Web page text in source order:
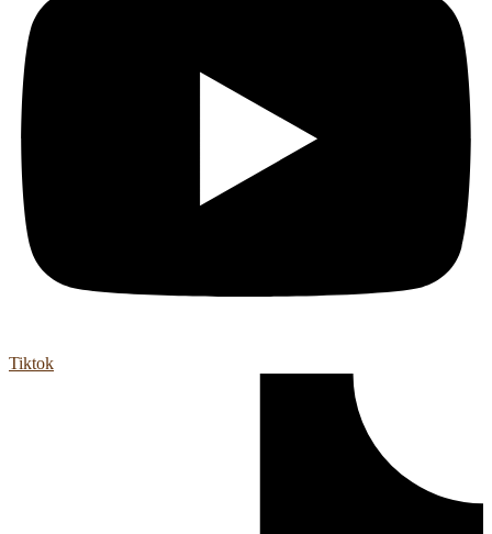
Tiktok